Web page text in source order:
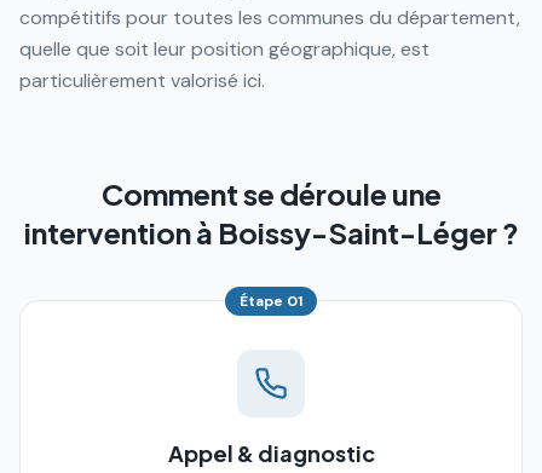
compétitifs pour toutes les communes du département,
quelle que soit leur position géographique, est
particulièrement valorisé ici.
Comment se déroule une
intervention à Boissy-Saint-Léger ?
Étape 01
Appel & diagnostic